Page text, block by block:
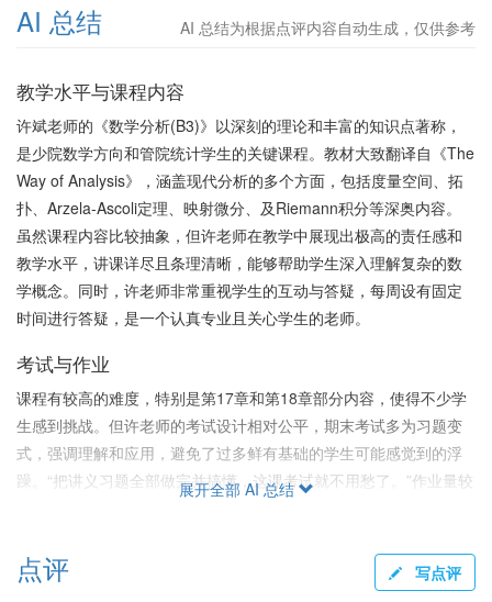
AI 总结 AI 总结为根据点评内容自动生成，仅供参考
教学水平与课程内容
许斌老师的《数学分析(B3)》以深刻的理论和丰富的知识点著称，
是少院数学方向和管院统计学生的关键课程。教材大致翻译自《The
Way of Analysis》，涵盖现代分析的多个方面，包括度量空间、拓
扑、Arzela-Ascoli定理、映射微分、及Riemann积分等深奥内容。
虽然课程内容比较抽象，但许老师在教学中展现出极高的责任感和
教学水平，讲课详尽且条理清晰，能够帮助学生深入理解复杂的数
学概念。同时，许老师非常重视学生的互动与答疑，每周设有固定
时间进行答疑，是一个认真专业且关心学生的老师。
考试与作业
课程有较高的难度，特别是第17章和第18章部分内容，使得不少学
生感到挑战。但许老师的考试设计相对公平，期末考试多为习题变
式，强调理解和应用，避免了过多鲜有基础的学生可能感觉到的浮
躁。“把讲义习题全部做完并搞懂，这课考试就不用愁了。”作业量较
给分与调分
展开全部 AI 总结
点评 写点评